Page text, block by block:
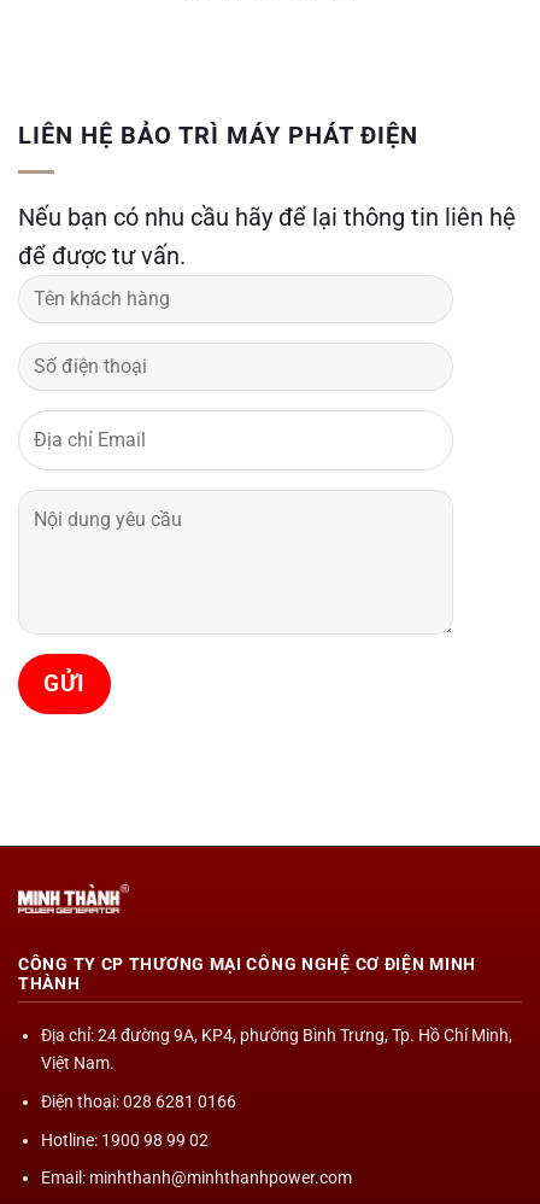
LIÊN HỆ BẢO TRÌ MÁY PHÁT ĐIỆN
Nếu bạn có nhu cầu hãy để lại thông tin liên hệ
để được tư vấn.
CÔNG TY CP THƯƠNG MẠI CÔNG NGHỆ CƠ ĐIỆN MINH
THÀNH
Địa chỉ: 24 đường 9A, KP4, phường Bình Trưng, Tp. Hồ Chí Minh,
Việt Nam.
Điện thoại: 028 6281 0166
Hotline: 1900 98 99 02
Email: minhthanh@minhthanhpower.com